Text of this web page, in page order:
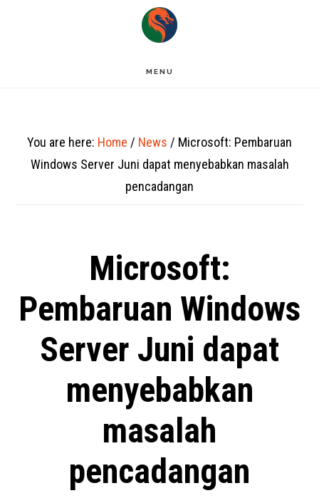
MENU
You are here: Home / News / Microsoft: Pembaruan
Windows Server Juni dapat menyebabkan masalah
pencadangan
Microsoft:
Pembaruan Windows
Server Juni dapat
menyebabkan
masalah
pencadangan